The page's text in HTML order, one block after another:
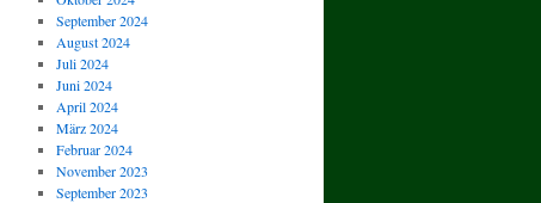
September 2024
August 2024
Juli 2024
Juni 2024
April 2024
März 2024
Februar 2024
November 2023
September 2023